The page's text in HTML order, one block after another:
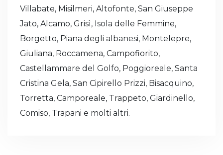
Villabate, Misilmeri, Altofonte, San Giuseppe
Jato, Alcamo, Grisì, Isola delle Femmine,
Borgetto, Piana degli albanesi, Montelepre,
Giuliana, Roccamena, Campofiorito,
Castellammare del Golfo, Poggioreale, Santa
Cristina Gela, San Cipirello Prizzi, Bisacquino,
Torretta, Camporeale, Trappeto, Giardinello,
Comiso, Trapani e molti altri.